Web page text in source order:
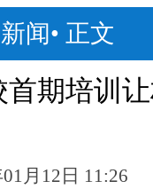
闻• 正文
期培训
月12日 11:26